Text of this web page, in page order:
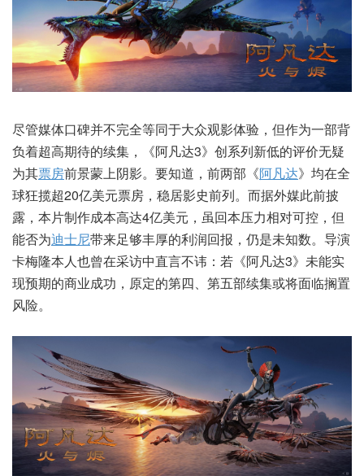
尽管媒体口碑并不完全等同于大众观影体验，但作为一部背
负着超高期待的续集，《阿凡达3》创系列新低的评价无疑
为其票房前景蒙上阴影。要知道，前两部《阿凡达》均在全
球狂揽超20亿美元票房，稳居影史前列。而据外媒此前披
露，本片制作成本高达4亿美元，虽回本压力相对可控，但
能否为迪士尼带来足够丰厚的利润回报，仍是未知数。导演
卡梅隆本人也曾在采访中直言不讳：若《阿凡达3》未能实
现预期的商业成功，原定的第四、第五部续集或将面临搁置
风险。